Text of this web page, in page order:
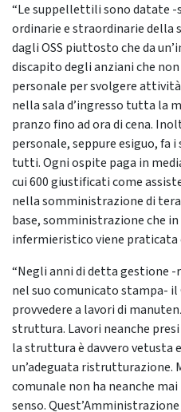
“Le suppellettili sono datate -
ordinarie e straordinarie della
dagli OSS piuttosto che da
discapito degli anziani che
personale per svolgere
nella sala d’ingresso tutta la
pranzo fino ad ora di cena.
personale, seppure esiguo, fa
tutti. Ogni ospite paga in
cui 600 giustificati come
nella somministrazione di
base, somministrazione che
infermieristico viene praticata
“Negli anni di detta gestione
nel suo comunicato stampa- il
provvedere a lavori di
struttura. Lavori neanche
la struttura è davvero vetusta
un’adeguata ristrutturazione.
comunale non ha neanche
senso.